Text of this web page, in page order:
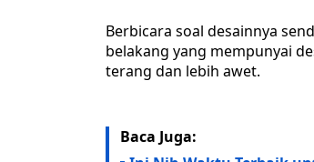
Berbicara soal desainnya
belakang yang mempunyai
terang dan lebih awet.
Baca Juga: